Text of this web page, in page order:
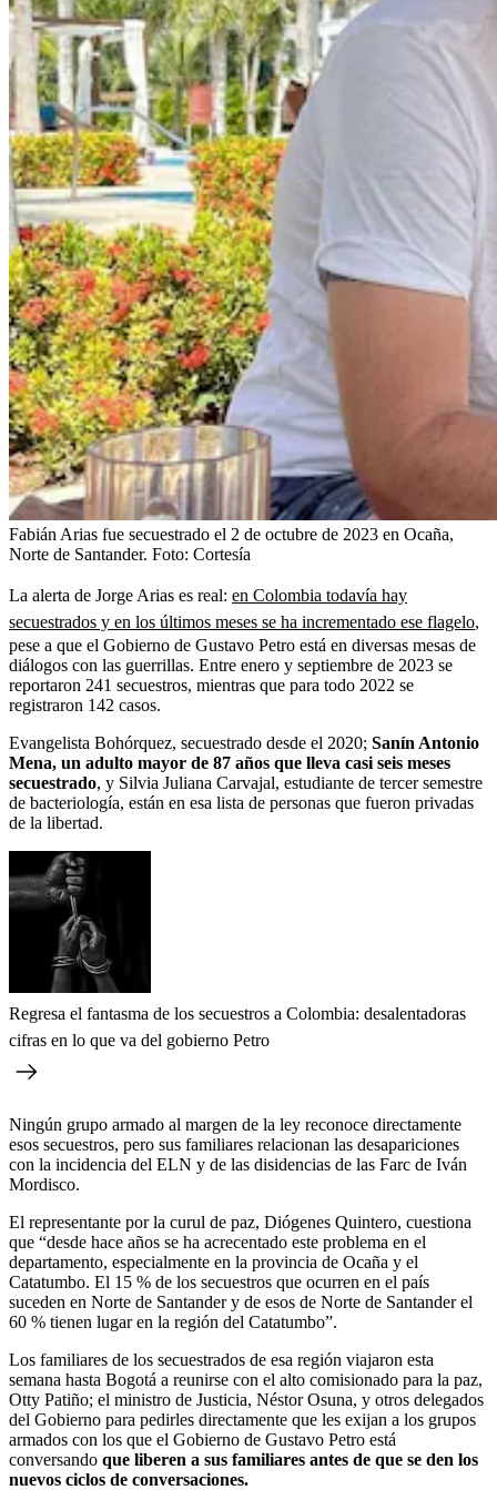
Fabián Arias fue secuestrado el 2 de octubre de 2023 en Ocaña,
Norte de Santander. Foto: Cortesía
La alerta de Jorge Arias es real: en Colombia todavía hay
secuestrados y en los últimos meses se ha incrementado ese flagelo,
pese a que el Gobierno de Gustavo Petro está en diversas mesas de
diálogos con las guerrillas. Entre enero y septiembre de 2023 se
reportaron 241 secuestros, mientras que para todo 2022 se
registraron 142 casos.
Evangelista Bohórquez, secuestrado desde el 2020; Sanín Antonio
Mena, un adulto mayor de 87 años que lleva casi seis meses
secuestrado, y Silvia Juliana Carvajal, estudiante de tercer semestre
de bacteriología, están en esa lista de personas que fueron privadas
de la libertad.
Regresa el fantasma de los secuestros a Colombia: desalentadoras
cifras en lo que va del gobierno Petro
Ningún grupo armado al margen de la ley reconoce directamente
esos secuestros, pero sus familiares relacionan las desapariciones
con la incidencia del ELN y de las disidencias de las Farc de Iván
Mordisco.
El representante por la curul de paz, Diógenes Quintero, cuestiona
que “desde hace años se ha acrecentado este problema en el
departamento, especialmente en la provincia de Ocaña y el
Catatumbo. El 15 % de los secuestros que ocurren en el país
suceden en Norte de Santander y de esos de Norte de Santander el
60 % tienen lugar en la región del Catatumbo”.
Los familiares de los secuestrados de esa región viajaron esta
semana hasta Bogotá a reunirse con el alto comisionado para la paz,
Otty Patiño; el ministro de Justicia, Néstor Osuna, y otros delegados
del Gobierno para pedirles directamente que les exijan a los grupos
armados con los que el Gobierno de Gustavo Petro está
conversando que liberen a sus familiares antes de que se den los
nuevos ciclos de conversaciones.